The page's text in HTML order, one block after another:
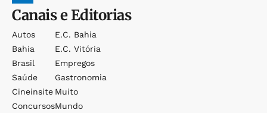
Canais e Editorias
Autos
Bahia
Brasil
Saúde
Cineinsite
Concursos
E.c. Bahia
E.c. Vitória
Empregos
Gastronomia
Muito
Mundo